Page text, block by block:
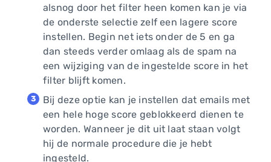
alsnog door het filter heen komen kan je via
de onderste selectie zelf een lagere score
instellen. Begin net iets onder de 5 en ga
dan steeds verder omlaag als de spam na
een wijziging van de ingestelde score in het
filter blijft komen.
Bij deze optie kan je instellen dat emails met
een hele hoge score geblokkeerd dienen te
worden. Wanneer je dit uit laat staan volgt
hij de normale procedure die je hebt
ingesteld.